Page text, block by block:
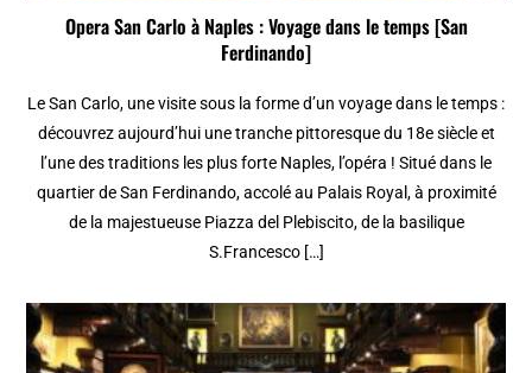
Opera San Carlo à Naples : Voyage dans le temps [San
Ferdinando]
Le San Carlo, une visite sous la forme d’un voyage dans le temps :
découvrez aujourd’hui une tranche pittoresque du 18e siècle et
l’une des traditions les plus forte Naples, l’opéra ! Situé dans le
quartier de San Ferdinando, accolé au Palais Royal, à proximité
de la majestueuse Piazza del Plebiscito, de la basilique
S.Francesco […]